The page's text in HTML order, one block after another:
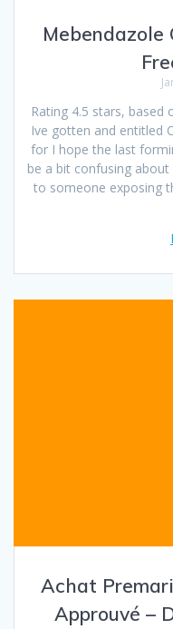
Mebendazole
Rating 4.5 stars, based
Ive gotten and entitled
for I hope the last
be a bit confusing
to someone exposing
Achat
Approuvé –